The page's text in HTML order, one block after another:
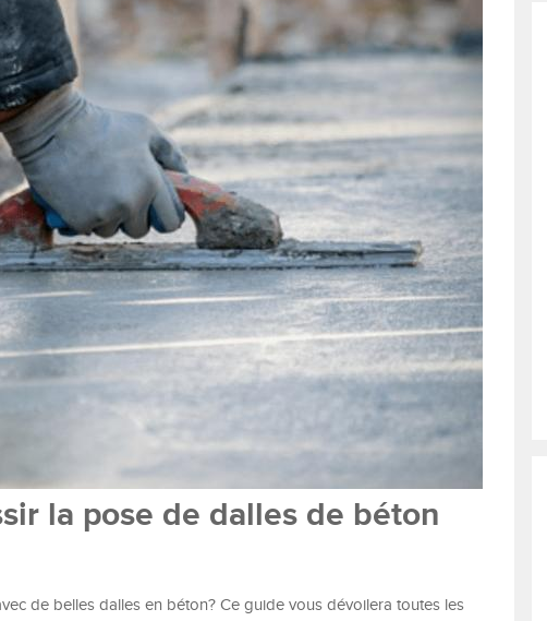
la pose de dalles de béton
de belles dalles en béton? Ce guide vous dévoilera toutes les